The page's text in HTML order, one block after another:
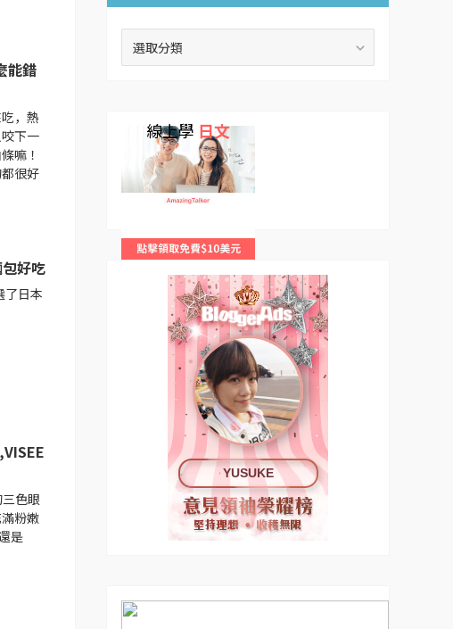
能錯
，熱
下一
嘛！
很好
好吃
了日本
色眼
粉嫩
是
線上學 日文
YUSUKE